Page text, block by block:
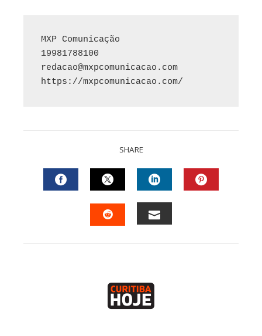
MXP Comunicação
redacao@mxpcomunicacao.com
https://mxpcomunicacao.com/
SHARE
FACEBOOKTWITTERLINKEDIN